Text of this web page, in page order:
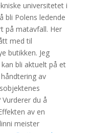
universitetet i
bli Polens ledende
på matavfall. Her
med til
butikken. Jeg
bli aktuelt på et
av
du å
av en
meister